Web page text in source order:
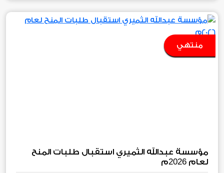
منتهي
مؤسسة عبدالله الثميري استقبال طلبات المنح
لعام 2026م